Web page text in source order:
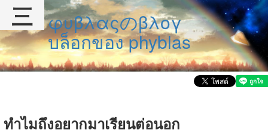
φυβλαςのβλογ
บล็อกของ phyblas
ทำไมถึงอยากมาเรียนต่อนอก
三